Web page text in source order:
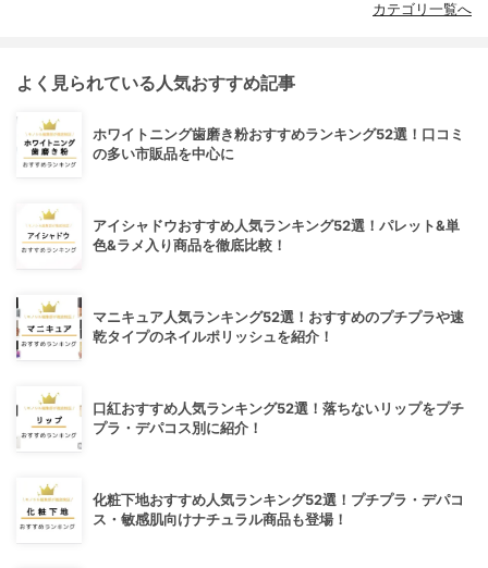
カテゴリ一覧へ
よく見られている人気おすすめ記事
ホワイトニング歯磨き粉おすすめランキング52選！口コミ
の多い市販品を中心に
アイシャドウおすすめ人気ランキング52選！パレット&単
色&ラメ入り商品を徹底比較！
マニキュア人気ランキング52選！おすすめのプチプラや速
乾タイプのネイルポリッシュを紹介！
口紅おすすめ人気ランキング52選！落ちないリップをプチ
プラ・デパコス別に紹介！
化粧下地おすすめ人気ランキング52選！プチプラ・デパコ
ス・敏感肌向けナチュラル商品も登場！